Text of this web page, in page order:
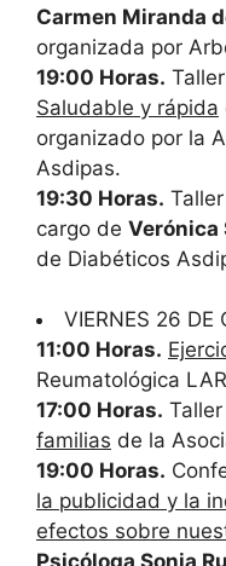
Carmen Miranda
organizada por
19:00 Horas.
Saludable y rápida
organizado por la
Asdipas.
19:30 Horas.
cargo de Verónica
de Diabéticos
VIERNES 26 DE
11:00 Horas.
Reumatológica
17:00 Horas.
familias de la
19:00 Horas.
la publicidad y la
efectos sobre
Psicóloga Sonia